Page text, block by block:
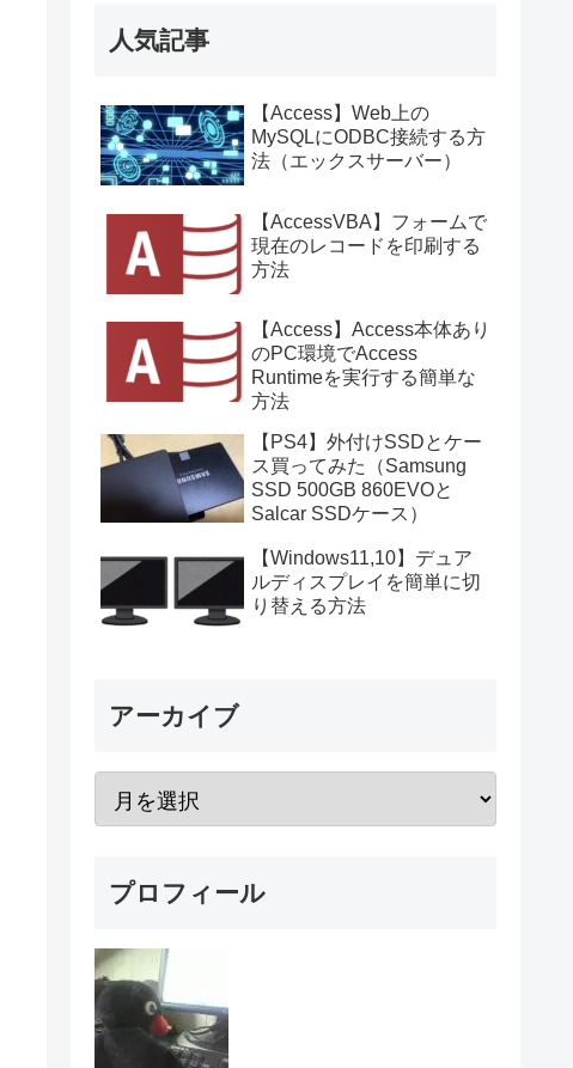
人気記事
【Access】Web上の
MySQLにODBC接続する方
法（エックスサーバー）
【AccessVBA】フォームで
現在のレコードを印刷する
方法
【Access】Access本体あり
のPC環境でAccess
Runtimeを実行する簡単な
方法
【PS4】外付けSSDとケー
ス買ってみた（Samsung
SSD 500GB 860EVOと
Salcar SSDケース）
【Windows11,10】デュア
ルディスプレイを簡単に切
り替える方法
アーカイブ
プロフィール